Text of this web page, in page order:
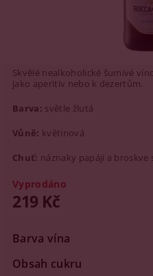
Skvělé nealkoholické šumivé
jako aperitiv nebo k dezertům.
Barva: světle žlutá
Vůně: květinová
Chuť: náznaky papáji a
Vyprodáno
219 Kč
Barva vína
Obsah cukru